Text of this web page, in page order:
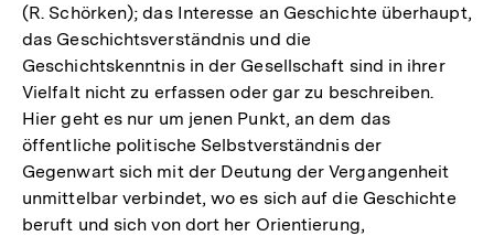
(R. Schörken); das Interesse an Geschichte überhaupt,
das Geschichtsverständnis und die
Geschichtskenntnis in der Gesellschaft sind in ihrer
Vielfalt nicht zu erfassen oder gar zu beschreiben.
Hier geht es nur um jenen Punkt, an dem das
öffentliche politische Selbstverständnis der
Gegenwart sich mit der Deutung der Vergangenheit
unmittelbar verbindet, wo es sich auf die Geschichte
beruft und sich von dort her Orientierung,